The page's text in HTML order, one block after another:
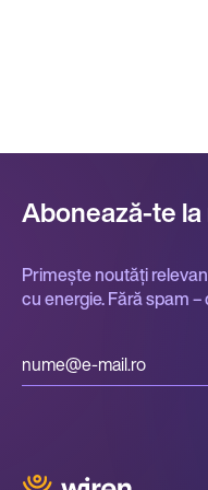
Abonează-te
Primește noutăți
cu energie. Fără spam